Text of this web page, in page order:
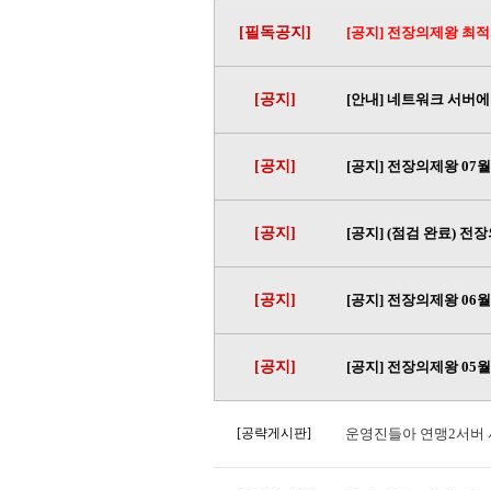
[필독공지] [공지] 전장의제왕 최
[공지] [안내] 네트워크 서버
[공지] [공지] 전장의제왕 07
[공지] [공지] (점검 완료) 전
[공지] [공지] 전장의제왕 06
[공지] [공지] 전장의제왕 05
[공략게시판] 운영진들아 연맹2서버